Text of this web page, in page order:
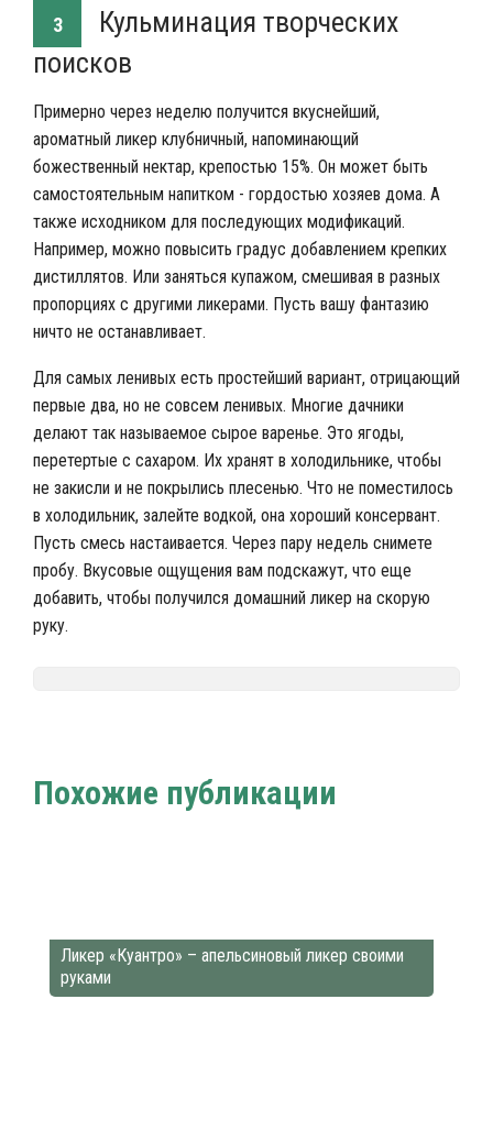
3
Кульминация творческих
поисков
Примерно через неделю получится вкуснейший,
ароматный ликер клубничный, напоминающий
божественный нектар, крепостью 15%. Он может быть
самостоятельным напитком - гордостью хозяев дома. А
также исходником для последующих модификаций.
Например, можно повысить градус добавлением крепких
дистиллятов. Или заняться купажом, смешивая в разных
пропорциях с другими ликерами. Пусть вашу фантазию
ничто не останавливает.
Для самых ленивых есть простейший вариант, отрицающий
первые два, но не совсем ленивых. Многие дачники
делают так называемое сырое варенье. Это ягоды,
перетертые с сахаром. Их хранят в холодильнике, чтобы
не закисли и не покрылись плесенью. Что не поместилось
в холодильник, залейте водкой, она хороший консервант.
Пусть смесь настаивается. Через пару недель снимете
пробу. Вкусовые ощущения вам подскажут, что еще
добавить, чтобы получился домашний ликер на скорую
руку.
Похожие публикации
Ликер «Куантро» – апельсиновый ликер своими
руками